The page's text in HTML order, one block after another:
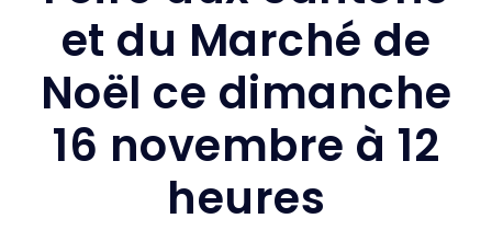
et du Marché de
Noël ce dimanche
16 novembre à 12
heures